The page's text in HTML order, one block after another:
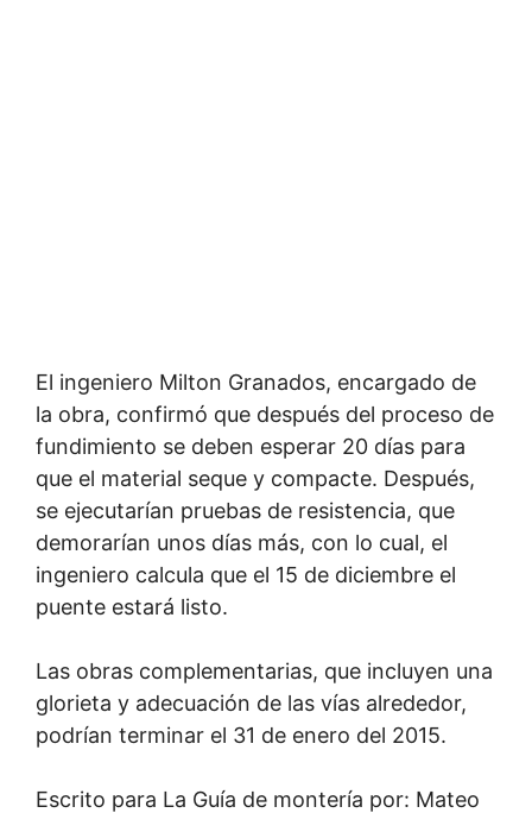
El ingeniero Milton Granados, encargado de
la obra, confirmó que después del proceso de
fundimiento se deben esperar 20 días para
que el material seque y compacte. Después,
se ejecutarían pruebas de resistencia, que
demorarían unos días más, con lo cual, el
ingeniero calcula que el 15 de diciembre el
puente estará listo.
Las obras complementarias, que incluyen una
glorieta y adecuación de las vías alrededor,
podrían terminar el 31 de enero del 2015.
Escrito para La Guía de montería por: Mateo